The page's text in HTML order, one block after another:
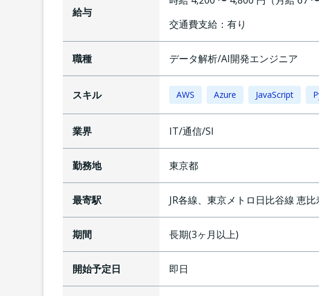
給与
交通費支給： 有り
職種 データ解析/AI開発エンジニア
スキル AWS Azure JavaScript
業界 IT/通信/SI
勤務地 東京都
最寄駅 JR各線、東京メトロ日比谷線 恵比
期間 長期(3ヶ月以上)
開始予定日 即日